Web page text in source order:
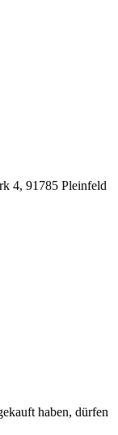
4, 91785 Pleinfeld
haben, dürfen